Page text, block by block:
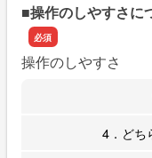
■操作のしやすさに
操作のしやすさ
4．どち